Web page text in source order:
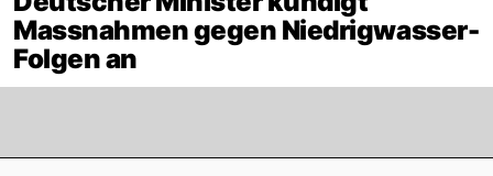
Massnahmen gegen Niedrigwasser-
Folgen an